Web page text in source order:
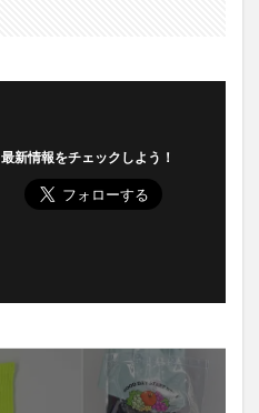
最新情報をチェックしよう！